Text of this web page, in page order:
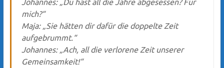
Johannes: „Du hast all die Jahre abgesessen? Für
mich?“
Maja: „Sie hätten dir dafür die doppelte Zeit
aufgebrummt.“
Johannes: „Ach, all die verlorene Zeit unserer
Gemeinsamkeit!“